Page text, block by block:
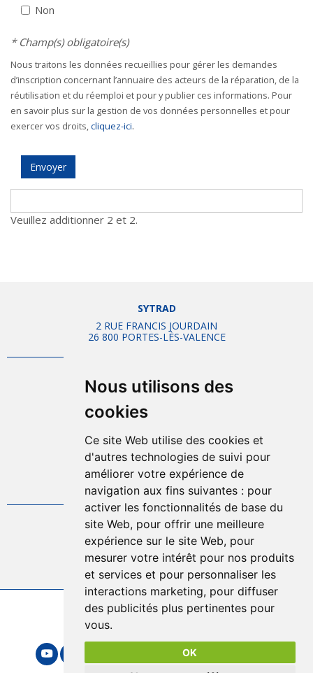
Nous utilisons des
cookies
Ce site Web utilise des cookies et
d'autres technologies de suivi pour
améliorer votre expérience de
navigation aux fins suivantes : pour
activer les fonctionnalités de base du
site Web, pour offrir une meilleure
expérience sur le site Web, pour
mesurer votre intérêt pour nos produits
et services et pour personnaliser les
interactions marketing, pour diffuser
des publicités plus pertinentes pour
vous.
OK
Non
* Champ(s) obligatoire(s)
Nous traitons les données recueillies pour gérer les demandes
d’inscription concernant l’annuaire des acteurs de la réparation, de la
réutilisation et du réemploi et pour y publier ces informations. Pour
en savoir plus sur la gestion de vos données personnelles et pour
exercer vos droits,cliquez-ici.
Veuillez additionner 2 et 2.
SYTRAD
2 RUE FRANCIS JOURDAIN
26 800 PORTES-LÈS-VALENCE
Mentions légales
Plan du site
Offres d'emplois
Politique de confidentialité
Gestion des cookies
FAQ
04.75.57.80.00
Contact
2026 © Sytrad